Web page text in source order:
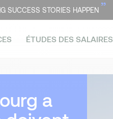
SUCCESS STORIES HAPPEN ”
ÉTUDES DES SALAIRES
a